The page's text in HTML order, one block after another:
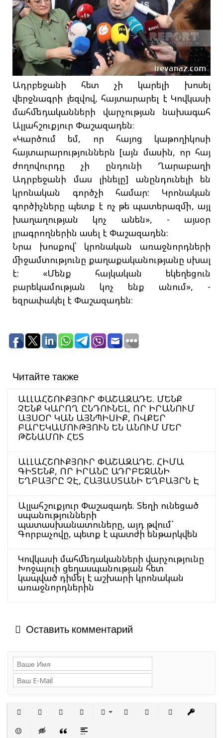
Ադրբեջանի հետ չի կարելի խոսել
վերջնագրի լեզվով, հայտարարել է Կովկասի
մահմեդականների վարչության նախագահ
Ալլահշուքյուր Փաշազադեն։
«Կարծում եմ, որ հայոց կաթողիկոսի
հայտարարություններն [այն մասին, որ հայ
ժողովուրդը չի ընդունի Ղարաբաղի
Ադրբեջանի մաս լինելը] անընդունելի են
կրոնական գործչի համար: Կրոնական
գործիչները պետք է ոչ թե պատերազմի, այլ
խաղաղության կոչ անեն», - այսօր
լրագրողներին ասել է Փաշազադեն։
Նրա խոսքով՝ կրոնական առաջնորդների
միջամտությունը քաղաքականությանը սխալ
է: «Մենք հայկական եկեղեցուն
բարեկամության կոչ ենք անում», -
եզրափակել է Փաշազադեն։
Читайте также
ԱԼԼԱՀՇՈՒՔՅՈՒՐ ՓԱՇԱԶԱԴԵ. ՄԵՆՔ
ՉԵՆՔ ԿԱՐՈՂ ԸՆԴՈՒՆԵԼ, ՈՐ ԻՐԱՆՈՒՄ
ԱՅՍՕՐ ԿԱՆ ԱՅՆՊԻՍԻՔ, ՈՎՔԵՐ
ԲԱՐԵԿԱՄՈՒԹՅՈՒՆ ԵՆ ԱՆՈՒՄ ՄԵՐ
ԹՇՆԱՄՈՒ ՀԵՏ
ԱԼԼԱՀՇՈՒՔՅՈՒՐ ՓԱՇԱԶԱԴԵ. ՀԻՄԱ
ԳԻՏԵՆՔ, ՈՐ ԻՐԱՆԸ ԱԴՐԲԵՋԱՆԻ
ԵՂԲԱՅՐԸ ՉԷ, ՀԱՅԱՍՏԱՆԻ ԵՂԲԱՅՐՆ Է
Ալլահշուքյուր Փաշազադե. Տեղի ունեցած
սպանությունների
պատասխանատուները, այդ թվում`
Գորբաչովը, պետք է պատժի ենթարկվեն
Կովկասի մահմեդականների վարչությունը
Խոջալուի ցեղասպանության հետ
կապված դիմել է աշխարի կրոնական
առաջնորդներին
Оставить комментарий
Полужирный Подчеркнутый